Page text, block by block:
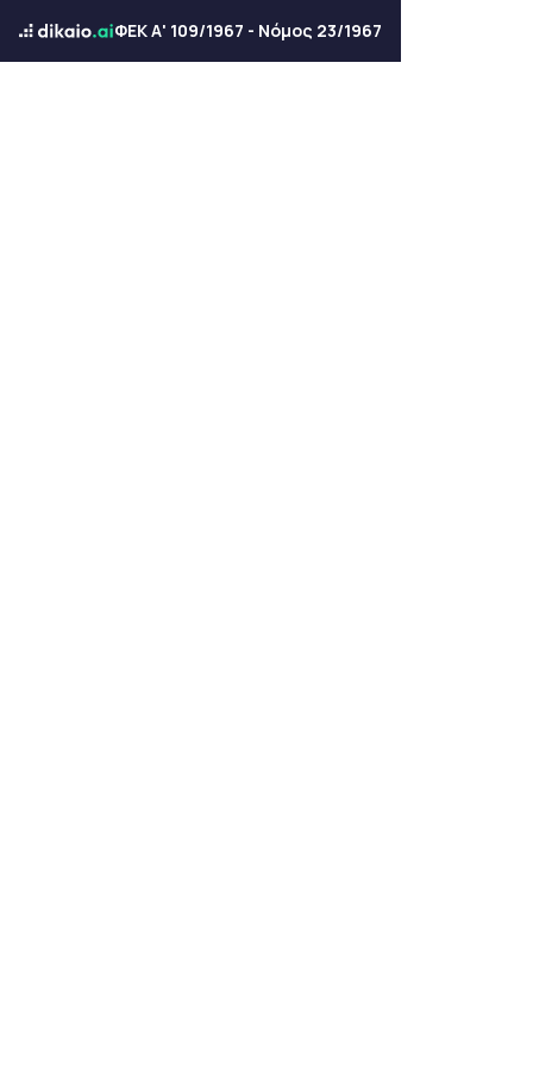
ΦΕΚ Α' 109/1967 - Νόμος 23/1967